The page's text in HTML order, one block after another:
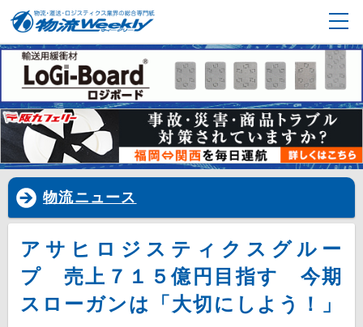
物流ニュース
アサヒロジスティクスグルー
プ 売上７１５億円目指す 今期
スローガンは「大切にしよう！」